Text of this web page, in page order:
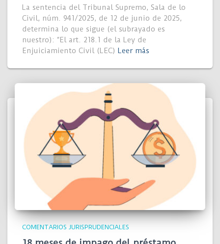
La sentencia del Tribunal Supremo, Sala de lo
Civil, núm. 941/2025, de 12 de junio de 2025,
determina lo que sigue (el subrayado es
nuestro): “El art. 218.1 de la Ley de
Enjuiciamiento Civil (LEC) Leer más
COMENTARIOS JURISPRUDENCIALES